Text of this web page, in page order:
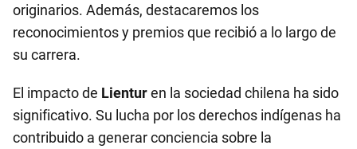
originarios. Además, destacaremos los
reconocimientos y premios que recibió a lo largo de
su carrera.
El impacto de Lienturen la sociedad chilena ha sido
significativo. Su lucha por los derechos indígenas ha
contribuido a generar conciencia sobre la